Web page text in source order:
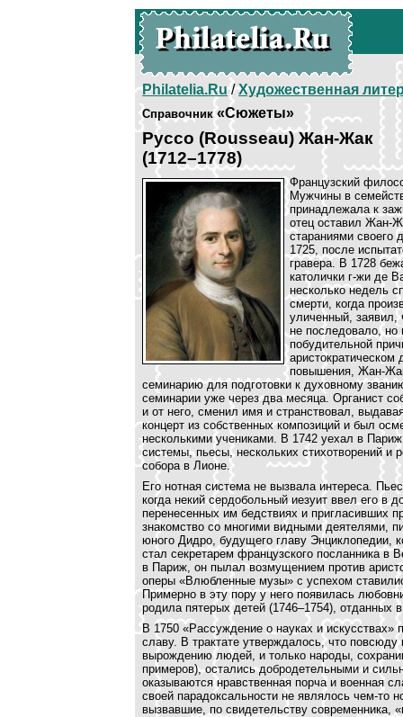
Philatelia.Ru/Художественная
Справочник«Сюжеты»
Руссо (Rousseau) Жан-Жак
(1712–1778)
Французский
Мужчины в
принадлежала к
отец оставил Жан-
стараниями своего
1725, после
гравера. В 1728
католички г-жи де
несколько недель
смерти, когда
уличенный, заявил,
не последовало, но
побудительной
повышения, Жан-
семинарию для подготовки к духовному
семинарии уже через два месяца. Органист
и от него, сменил имя и странствовал,
концерт из собственных композиций и был
несколькими учениками. В 1742 уехал в
системы, пьесы, нескольких стихотворений и
собора в Лионе.
Его нотная система не вызвала интереса.
когда некий сердобольный иезуит ввел его
перенесенных им бедствиях и пригласивших
знакомство со многими видными деятелями,
юного Дидро, будущего главу Энциклопедии,
стал секретарем французского посланника
в Париж, он пылал возмущением против
оперы «Влюбленные музы» с успехом
Примерно в эту пору у него появилась
родила пятерых детей (1746–1754), отданных
В 1750 «Рассуждение о науках и
славу. В трактате утверждалось, что
вырождению людей, и только народы,
примеров), остались добродетельными и
оказываются нравственная порча и военная
своей парадоксальности не являлось чем-то
вызвавшие, по свидетельству современника,